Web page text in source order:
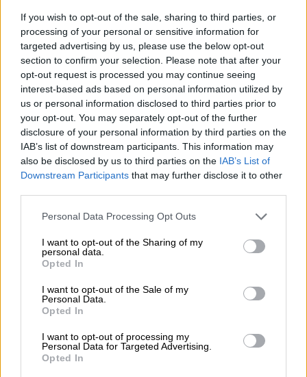
If you wish to opt-out of the sale, sharing to third parties, or
processing of your personal or sensitive information for
targeted advertising by us, please use the below opt-out
section to confirm your selection. Please note that after your
opt-out request is processed you may continue seeing
interest-based ads based on personal information utilized by
us or personal information disclosed to third parties prior to
your opt-out. You may separately opt-out of the further
disclosure of your personal information by third parties on the
IAB’s list of downstream participants. This information may
also be disclosed by us to third parties on the IAB’s List of
Downstream Participants that may further disclose it to other
Please note that this website/app uses one or more Google
not limited to your visit or usage behaviour. You may click to
grant or deny consent to Google and its third-party tags to
use your data for below specified purposes in below Google
consent section.
Personal Data Processing Opt Outs
I want to opt-out of the Sharing of my
personal data.
Opted In
I want to opt-out of the Sale of my
Personal Data.
Opted In
I want to opt-out of processing my
Personal Data for Targeted Advertising.
Opted In
σύζυγό της, καθώς έτρωγε μια μπανάνα.
Όπως μεταδίδει το magnesianews.gr, η
γυναίκαένιωσε έντονη δυσφορία. Ο σύζυγός
της στην αρχή δεν ανησύχησε, θεωρώντας
ότι ήταν μια απλή αδιαθεσία. Όμως, η
κατάστασή της επιδεινώθηκε ραγδαία και
μέσα σε λίγα λεπτά έχασε τις αισθήσεις της.
ΔΙΑΒΑΣΤΕ ΕΠΙΣΗΣ
Ελλάδα|15.10.2025 13:37
Ελλάδα για χιλιάδες τυφλούς - Το
παράδειγμα του Βόλου
Ελλάδα|17.10.2025 20:11
αποκάλυψε στους καθηγητές της ότι
την κακοποιούσε ο πατέρας της